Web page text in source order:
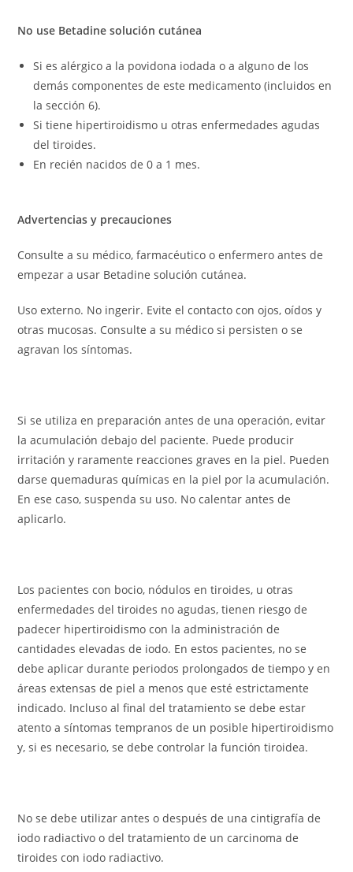
No use Betadine solución cutánea
Si es alérgico a la povidona iodada o a alguno de los
demás componentes de este medicamento (incluidos en
la sección 6).
Si tiene hipertiroidismo u otras enfermedades agudas
del tiroides.
En recién nacidos de 0 a 1 mes.
Advertencias y precauciones
Consulte a su médico, farmacéutico o enfermero antes de
empezar a usar Betadine solución cutánea.
Uso externo. No ingerir. Evite el contacto con ojos, oídos y
otras mucosas. Consulte a su médico si persisten o se
agravan los síntomas.
Si se utiliza en preparación antes de una operación, evitar
la acumulación debajo del paciente. Puede producir
irritación y raramente reacciones graves en la piel. Pueden
darse quemaduras químicas en la piel por la acumulación.
En ese caso, suspenda su uso. No calentar antes de
aplicarlo.
Los pacientes con bocio, nódulos en tiroides, u otras
enfermedades del tiroides no agudas, tienen riesgo de
padecer hipertiroidismo con la administración de
cantidades elevadas de iodo. En estos pacientes, no se
debe aplicar durante periodos prolongados de tiempo y en
áreas extensas de piel a menos que esté estrictamente
indicado. Incluso al final del tratamiento se debe estar
atento a síntomas tempranos de un posible hipertiroidismo
y, si es necesario, se debe controlar la función tiroidea.
No se debe utilizar antes o después de una cintigrafía de
iodo radiactivo o del tratamiento de un carcinoma de
tiroides con iodo radiactivo.